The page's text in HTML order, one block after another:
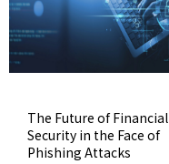
The Future of Financial
Security in the Face of
Phishing Attacks